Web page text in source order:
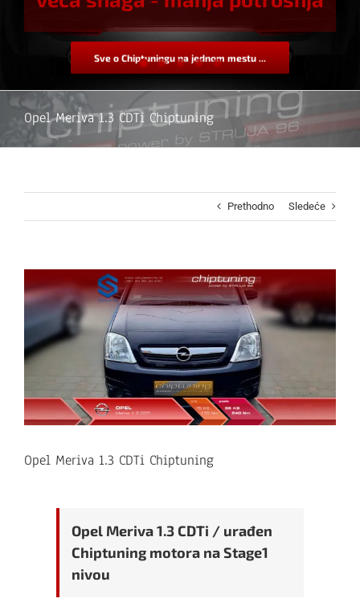
Sve o Chiptuningu na jednom mestu ...
Opel Meriva 1.3 CDTi Chiptuning
Prethodno Sledeće
Opel Meriva 1.3 CDTi Chiptuning
Opel Meriva 1.3 CDTi / urađen
Chiptuning motora na Stage1
nivou